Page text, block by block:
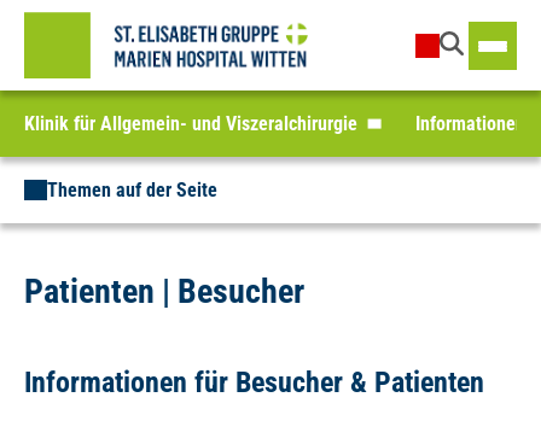
Klinik für Allgemein- und Viszeralchirurgie Informationen
Themen auf der Seite
Patienten | Besucher
Informationen für Besucher & Patienten